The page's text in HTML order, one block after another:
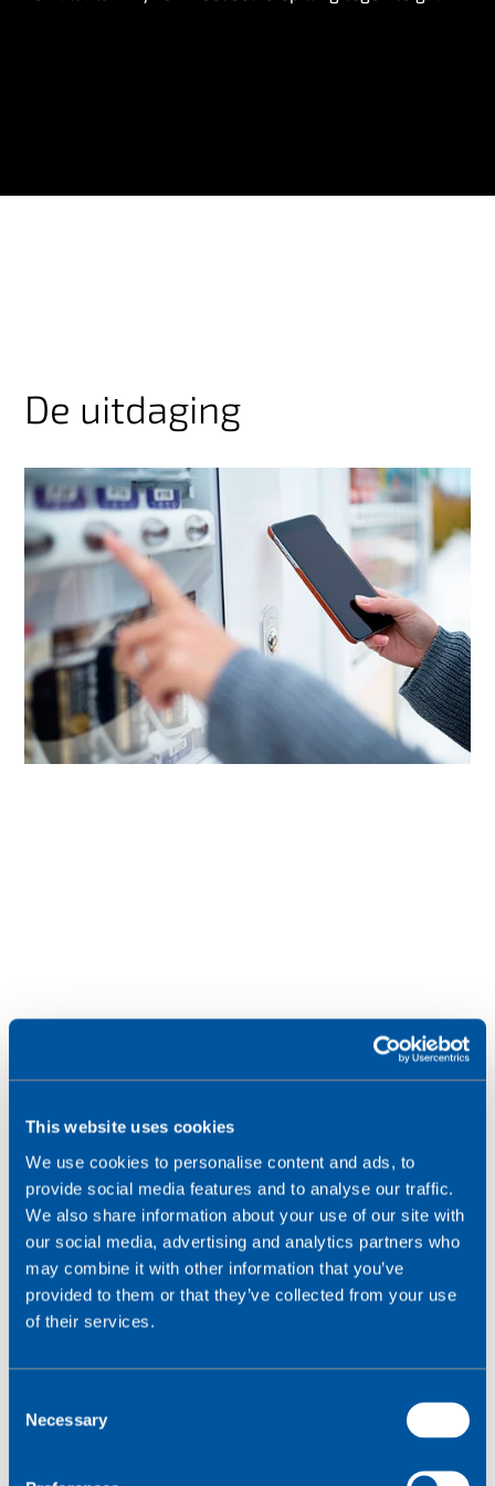
This website uses cookies
We use cookies to personalise content and ads, to
provide social media features and to analyse our traffic.
We also share information about your use of our site with
our social media, advertising and analytics partners who
may combine it with other information that you’ve
provided to them or that they’ve collected from your use
of their services.
Necessary
De uitdaging
functies in onbemande verkoopautomaten,
exploitanten in staat stellen om directe
verbinding te maken met hun machines en
tweerichtingsinformatie te ontvangen. Dit stelt
exploitanten in staat om:
Gegevens ontvangen om hun bedrijfsvoering te
optimaliseren (machinegebruik, voorraad,
verbeterde oplossing (verkoop per gebied en
categorie, markttrends).